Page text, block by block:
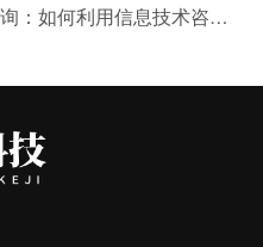
大同专业信息咨询：如何利用信息技术咨询服务优化运营？